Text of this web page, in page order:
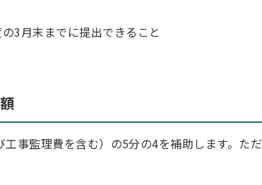
3月末までに提出できること
事監理費を含む）の5分の4を補助します。た